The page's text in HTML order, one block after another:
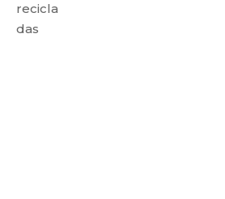
recicla
das